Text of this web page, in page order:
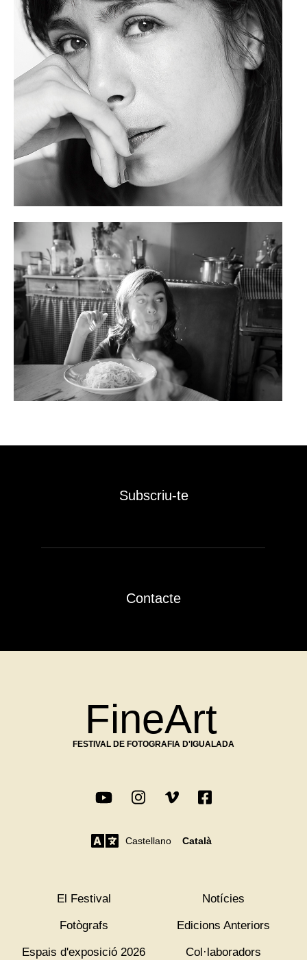
Subscriu-te
Contacte
FineArt
FESTIVAL DE FOTOGRAFIA D'IGUALADA
Castellano Català
El Festival
Fotògrafs
Espais d'exposició 2026
Notícies
Edicions Anteriors
Col·laboradors